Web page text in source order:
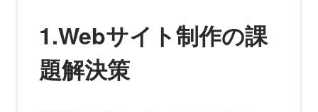
1.Webサイト制作の課
題解決策